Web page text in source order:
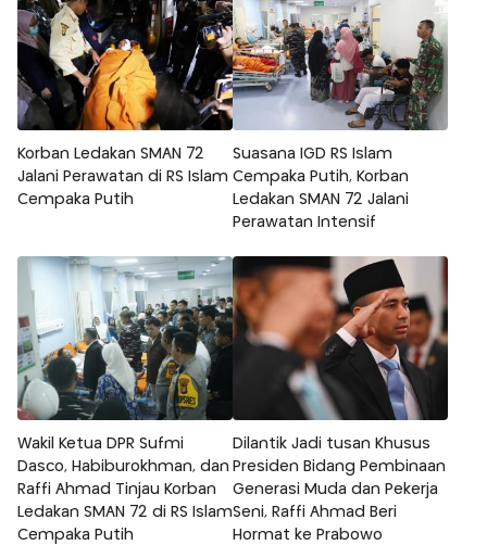
Korban Ledakan SMAN 72
Jalani Perawatan di RS Islam
Cempaka Putih
Suasana IGD RS Islam
Cempaka Putih, Korban
Ledakan SMAN 72 Jalani
Perawatan Intensif
Wakil Ketua DPR Sufmi
Dasco, Habiburokhman, dan
Raffi Ahmad Tinjau Korban
Ledakan SMAN 72 di RS Islam
Cempaka Putih
Dilantik Jadi tusan Khusus
Presiden Bidang Pembinaan
Generasi Muda dan Pekerja
Seni, Raffi Ahmad Beri
Hormat ke Prabowo